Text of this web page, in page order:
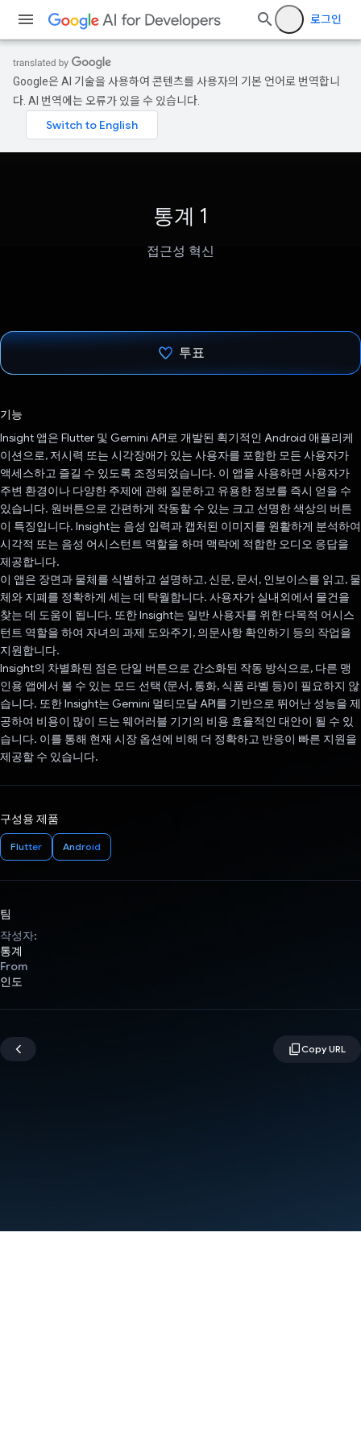
로그인
Google은 AI 기술을 사용하여 콘텐츠를 사용자의 기본 언어로 번역합니
다. AI 번역에는 오류가 있을 수 있습니다.
통계 1
접근성 혁신
투표
기능
Insight 앱은 Flutter 및 Gemini API로 개발된 획기적인 Android 애플리케
이션으로, 저시력 또는 시각장애가 있는 사용자를 포함한 모든 사용자가
액세스하고 즐길 수 있도록 조정되었습니다. 이 앱을 사용하면 사용자가
주변 환경이나 다양한 주제에 관해 질문하고 유용한 정보를 즉시 얻을 수
있습니다. 원버튼으로 간편하게 작동할 수 있는 크고 선명한 색상의 버튼
이 특징입니다. Insight는 음성 입력과 캡처된 이미지를 원활하게 분석하여
시각적 또는 음성 어시스턴트 역할을 하며 맥락에 적합한 오디오 응답을
제공합니다.
이 앱은 장면과 물체를 식별하고 설명하고, 신문, 문서, 인보이스를 읽고, 물
체와 지폐를 정확하게 세는 데 탁월합니다. 사용자가 실내외에서 물건을
찾는 데 도움이 됩니다. 또한 Insight는 일반 사용자를 위한 다목적 어시스
턴트 역할을 하여 자녀의 과제 도와주기, 의문사항 확인하기 등의 작업을
지원합니다.
Insight의 차별화된 점은 단일 버튼으로 간소화된 작동 방식으로, 다른 맹
인용 앱에서 볼 수 있는 모드 선택 (문서, 통화, 식품 라벨 등)이 필요하지 않
습니다. 또한 Insight는 Gemini 멀티모달 API를 기반으로 뛰어난 성능을 제
공하여 비용이 많이 드는 웨어러블 기기의 비용 효율적인 대안이 될 수 있
습니다. 이를 통해 현재 시장 옵션에 비해 더 정확하고 반응이 빠른 지원을
제공할 수 있습니다.
구성용 제품
Flutter Android
팀
작성자:
통계
From
인도